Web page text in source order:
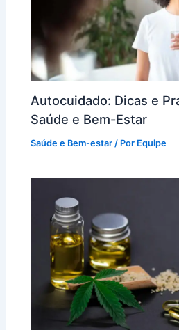
Autocuidado: Dicas e
Saúde e Bem-Estar
Saúde e Bem-estar / Por Equipe